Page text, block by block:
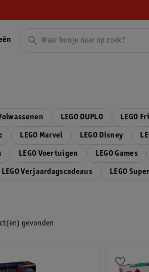
LEGO DUPLO LEGO
LEGO Marvel LEGO Disney
LEGO Voertuigen LEGO Games
LEGO Verjaardagscadeaus LEGO
gevonden